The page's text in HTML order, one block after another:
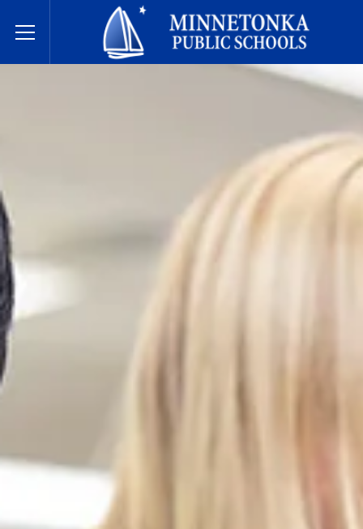
Toggle Menu
Minnetonka davlat maktablari